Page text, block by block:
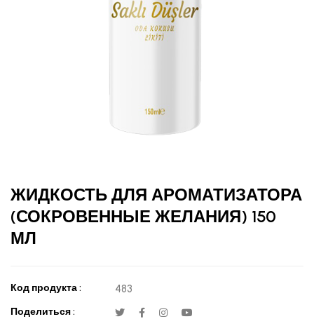
ЖИДКОСТЬ ДЛЯ АРОМАТИЗАТОРА
(СОКРОВЕННЫЕ ЖЕЛАНИЯ) 150
МЛ
Код продукта : 483
Поделиться :